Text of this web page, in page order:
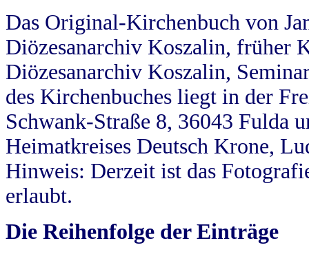
Das Original-Kirchenbuch von
Diözesanarchiv Koszalin, früher
Diözesanarchiv Koszalin,
des Kirchenbuches liegt in der
Schwank-Straße 8, 36043 Fulda
Heimatkreises Deutsch Krone,
Hinweis: Derzeit ist das
erlaubt.
Die Reihenfolge der Einträge